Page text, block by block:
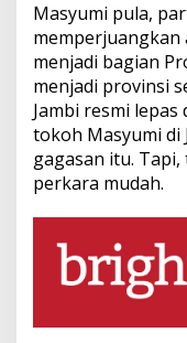
Masyumi pula,
memperjuangkan
menjadi bagian
menjadi provinsi
Jambi resmi
tokoh Masyumi di
gagasan itu.
perkara mudah.